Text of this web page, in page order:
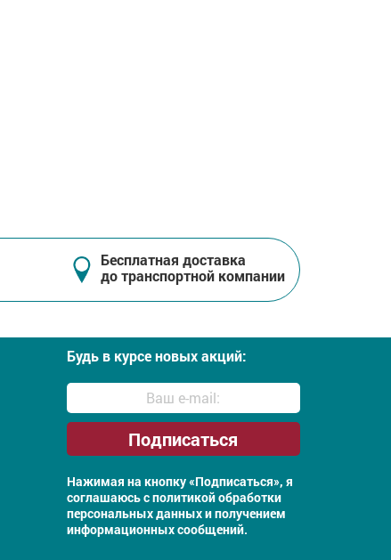
Бесплатная доставка
до транспортной компании
Будь в курсе новых акций:
Нажимая на кнопку «Подписаться», я
соглашаюсь сполитикой обработки
персональных данных и получением
информационных сообщений.